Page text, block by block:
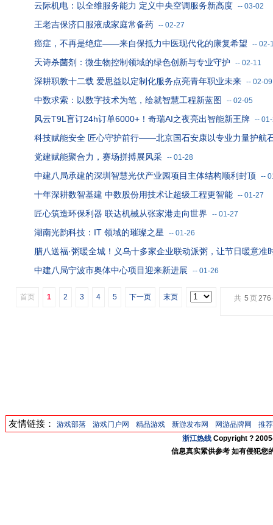
云际机电：以全维服务能力 定义中央空调服务新高度 -- 03-02
王老吉保济口服液成家庭常备药 -- 02-27
癌症，不再是绝症——来自保抵力中医现代化的康复希望 -- 02-
天诗杀菌剂：微生物控制领域的绿色创新与专业守护 -- 02-11
深耕职教十二载 爱思益以定制化服务点亮青年职业未来 -- 02-09
中数求索：以数字技术为笔，绘就智慧工程新蓝图 -- 02-05
风云T9L盲订24h订单6000+！奇瑞AI之夜亮出智能新王牌 --
科技赋能安全 匠心守护前行——北京国石安康以专业力量护航
党建赋能聚合力，赛场拼搏展风采 -- 01-28
中建八局承建的深圳智慧光伏产业园项目主体结构顺利封顶 --
十年深耕数智基建 中数股份用技术让超级工程更智能 -- 01-27
匠心筑造环保利器 联达机械从张家港走向世界 -- 01-27
湖南光韵科技：IT 领域的璀璨之星 -- 01-26
腊八送福·粥暖全城！义乌十多家企业联动派粥，让节日暖意准
中建八局宁波市奥体中心项目迎来新进展
-- 01-26
首页 1 2 3 4 5 下一页 末页 共 5 页276
友情链接： 游戏部落 游戏门户网 精品游戏 新游发布网 网游品牌网
推
浙江热线Copyright ?
信息真实紧供参考 如有侵犯您